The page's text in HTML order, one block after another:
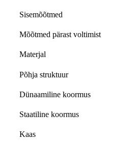
Sisemõõtmed
Mõõtmed pärast voltimist
Materjal
Põhja struktuur
Dünaamiline koormus
Staatiline koormus
Kaas